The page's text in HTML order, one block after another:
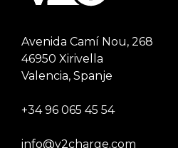
Avenida Camí Nou, 268
46950 Xirivella
Valencia, Spanje
+34 96 065 45 54
info@v2charge.com